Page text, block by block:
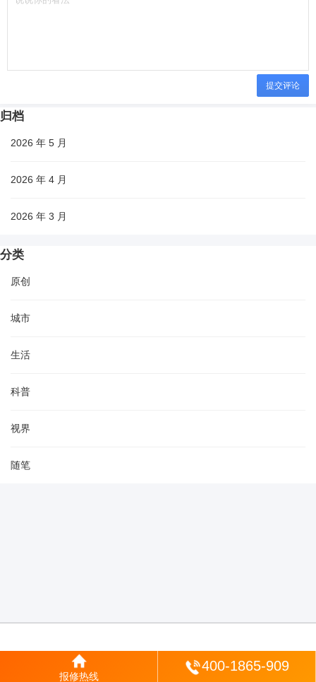
提交评论
归档
2026 年 5 月
2026 年 4 月
2026 年 3 月
分类
原创
城市
生活
科普
视界
随笔
报修热线
400-1865-909